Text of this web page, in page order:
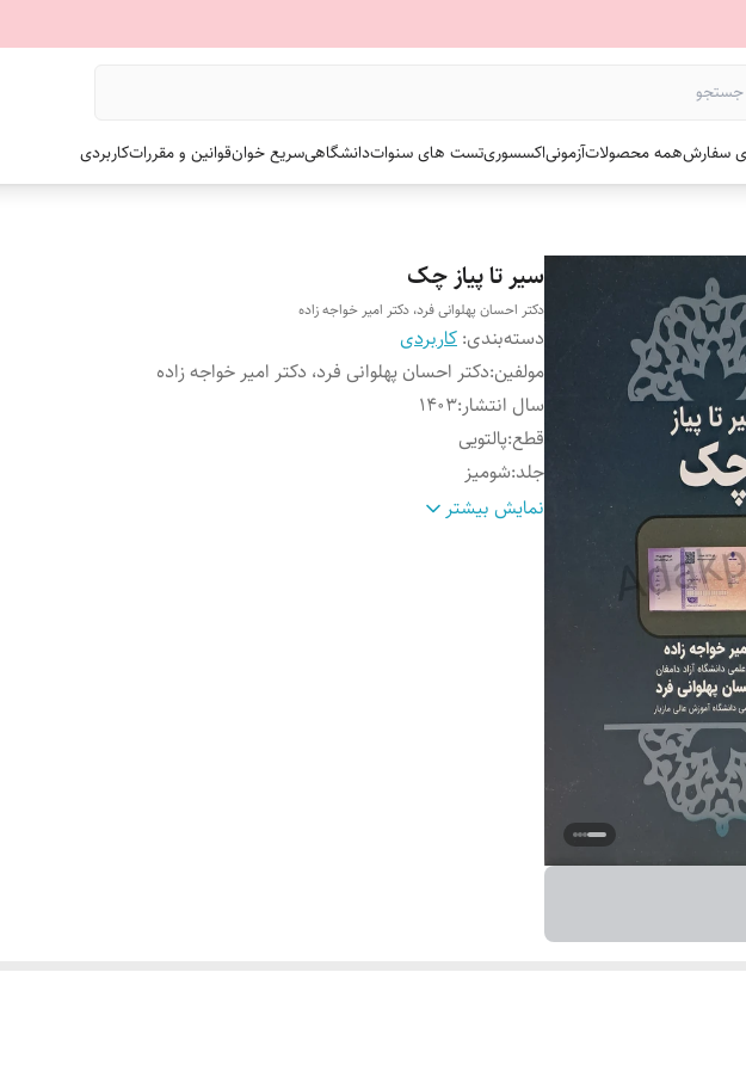
سفارشهمه محصولاتآزمونیاکسسوریتست های سنواتدانشگاهیسریع خوانقوانین و مقرراتکاربردی
سیر تا پیاز چک
دکتر احسان پهلوانی فرد، دکتر امیر خواجه زاده
دسته‌بندی: کاربردی
مولفین:دکتر احسان پهلوانی فرد، دکتر امیر خواجه زاده
سال انتشار:۱۴۰۳
قطع:پالتویی
جلد:شومیز
تعداد صفحات :۱۰۲ نمایش بیشتر